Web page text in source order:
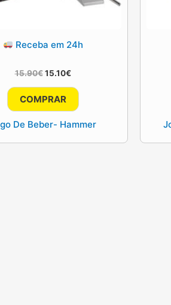
Receba em 24h
15.90€ O
era:
15.90€.
15.10€O
atual
15.10€.
COMPRAR
De Beber- Hammer